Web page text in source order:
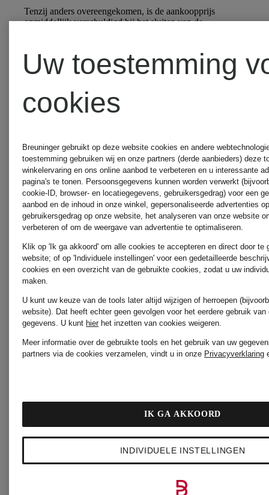
Tenzij anders overeengekomen, is de aankoopprijs
onmiddellijk verschuldigd bij het sluiten van de
alleen worden gevorderd in overeenstemming met de
dwingende bepalingen van Boek XIX van het Belgisch
Wetboek van Economisch Recht, en pas nadat de
ontvangen en de desbetreffende wettelijke wachttijd is
verstreken. Eventuele rente of schadevergoeding mag de
**Paragraaf 9 Garantie**
Breuninger is aansprakelijk voor elke gebrekkige
conformiteit van de goederen overeenkomstig de
desbetreffende Belgische wetgeving inzake
consumentenbescherming. De consument geniet een
wettelijke conformiteitsgarantie van twee jaar. In geval
van gebrekkige conformiteit heeft de consument recht op
waaronder herstel of vervanging, of, voor zover van
toepassing, een prijsvermindering of ontbinding van de
overeenkomst.
herroepingsrecht van de consument, zoals beschreven in
artikel 3, onverlet.
Breuninger is bereid deel te nemen aan
opnemen met de Belgische
Consumentenbemiddelingsdienst ( Service de Médiation
pour le Consommateur/ Consumentenombudsdienst).
**Paragraaf 11 Auteursrechten**
De inhoud en structuur van de Breuninger-webshop en
andere door Breuninger beheerde websites worden
beschermd door auteursrecht, merkenrecht en andere
Uw toestemming
cookies
Breuninger gebruikt op deze website cookies en andere
toestemming gebruiken wij en onze partners (derde aanbieders) deze
winkelervaring en ons online aanbod te verbeteren en u interessante
pagina's te tonen. Persoonsgegevens kunnen worden verwerkt
cookie-ID, browser- en locatiegegevens, gebruikersgedrag) voor een
aanbod en de inhoud in onze winkel, gepersonaliseerde advertenties
gebruikersgedrag op onze website, het analyseren van onze website
verbeteren of om de weergave van advertentie te optimaliseren.
Klik op 'Ik ga akkoord' om alle cookies te accepteren en direct door te
website; of op 'Individuele instellingen' voor een gedetailleerde
cookies en een overzicht van de gebruikte cookies, zodat u uw
maken.
U kunt uw keuze van de tools later altijd wijzigen of herroepen
website). Dat heeft echter geen gevolgen voor het eerdere gebruik van
gegevens. U kunt hierhet inzetten van cookies weigeren.
Meer informatie over de gebruikte tools en het gebruik van uw
partners via de cookies verzamelen, vindt u in onze Privacyverklaring
INDIVIDUELE INSTELLINGEN
IK GA AKKOORD